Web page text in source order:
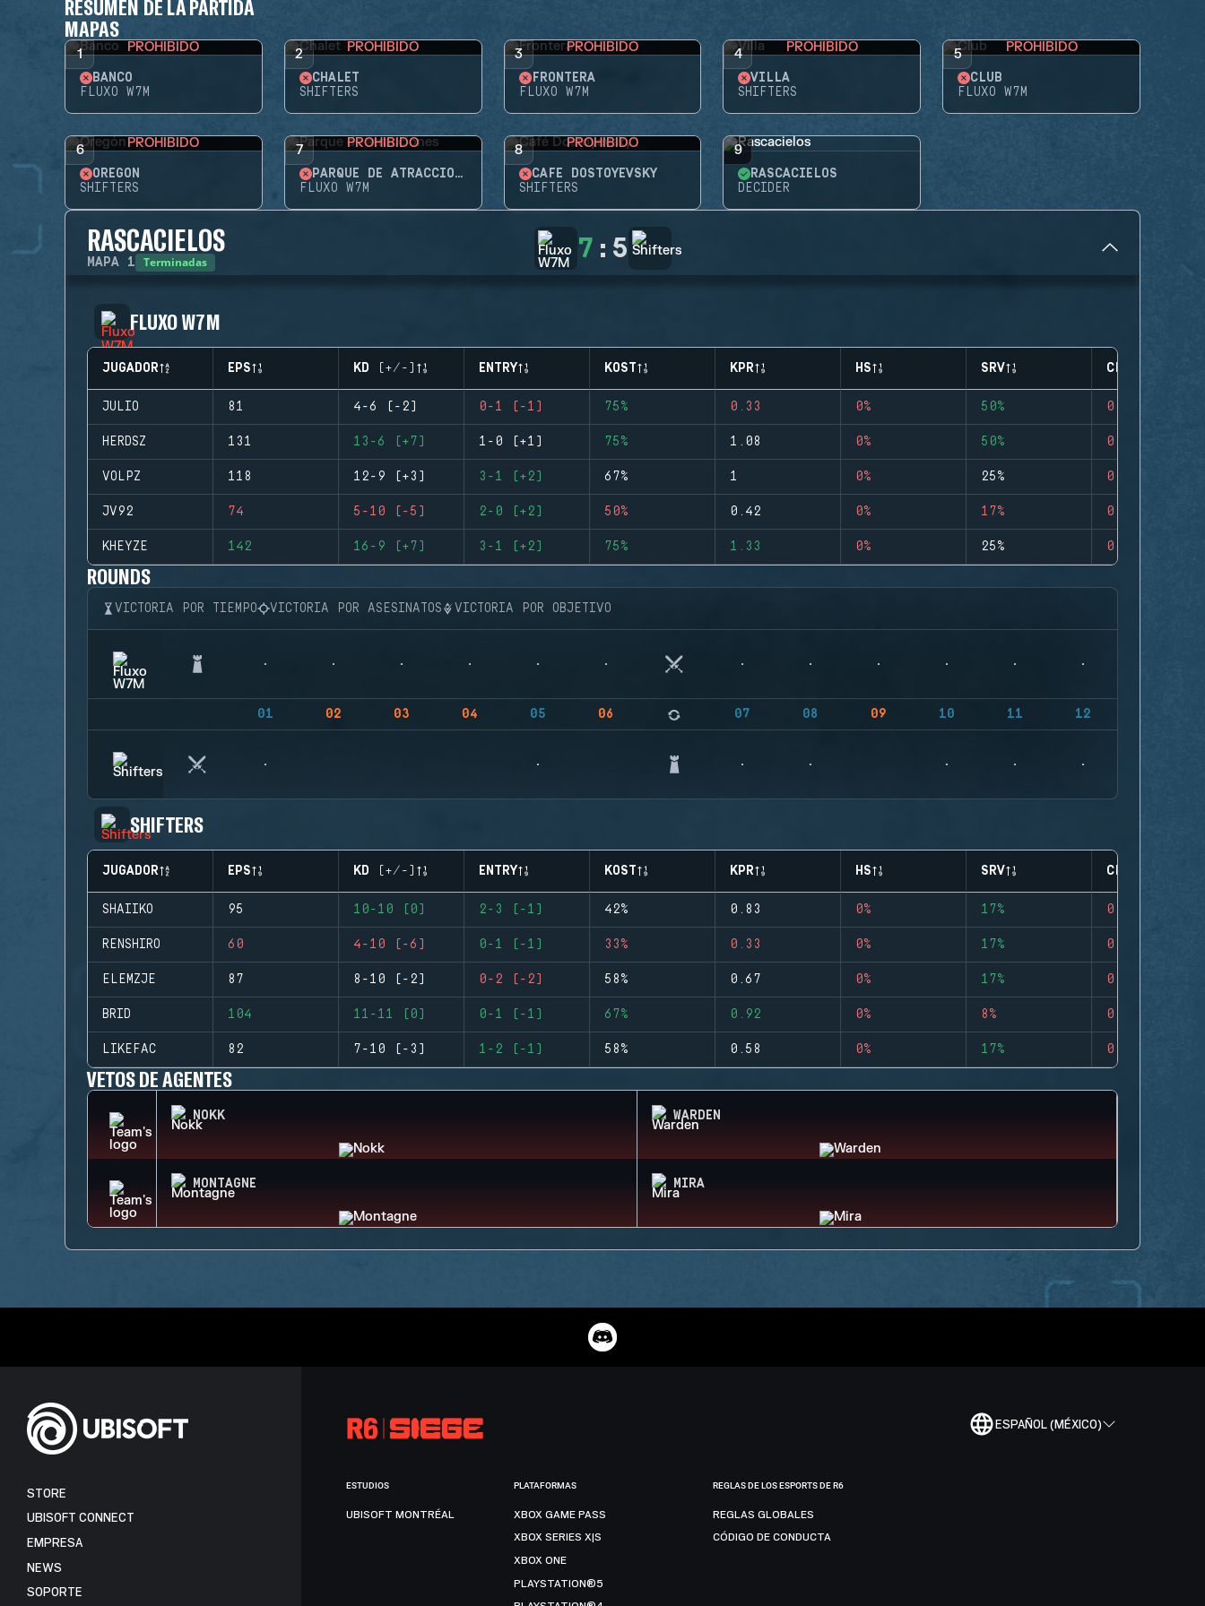
RESUMEN DE LA PARTIDA
MAPAS
1 PROHIBIDO
BANCO
FLUXO W7M
2 PROHIBIDO
CHALET
SHIFTERS
3 PROHIBIDO
FRONTERA
FLUXO W7M
4 PROHIBIDO
VILLA
SHIFTERS
5 PROHIBIDO
CLUB
FLUXO W7M
6 PROHIBIDO
OREGÓN
SHIFTERS
7 PROHIBIDO
PARQUE DE ATRACCIONES
FLUXO W7M
8 PROHIBIDO
CAFÉ DOSTOYEVSKY
SHIFTERS
9
RASCACIELOS
DECIDER
RASCACIELOS
MAPA 1 Terminadas 7 : 5
FLUXO W7M
JUGADOR EPS KD (+/-) ENTRY KOST KPR HS SRV CLUTCHES
JULIO 81 4-6 (-2) 0-1 (-1) 75% 0.33 0% 50% 0
HERDSZ 131 13-6 (+7) 1-0 (+1) 75% 1.08 0% 50% 0
VOLPZ 118 12-9 (+3) 3-1 (+2) 67% 1 0% 25% 0
JV92 74 5-10 (-5) 2-0 (+2) 50% 0.42 0% 17% 0
KHEYZE 142 16-9 (+7) 3-1 (+2) 75% 1.33 0% 25% 0
ROUNDS
VICTORIA POR TIEMPO VICTORIA POR ASESINATOS VICTORIA POR OBJETIVO
01 02 03 04 05 06 07 08 09 10 11 12
SHIFTERS
JUGADOR EPS KD (+/-) ENTRY KOST KPR HS SRV CLUTCHES
SHAIIKO 95 10-10 (0) 2-3 (-1) 42% 0.83 0% 17% 0
RENSHIRO 60 4-10 (-6) 0-1 (-1) 33% 0.33 0% 17% 0
ELEMZJE 87 8-10 (-2) 0-2 (-2) 58% 0.67 0% 17% 0
BRID 104 11-11 (0) 0-1 (-1) 67% 0.92 0% 8% 0
LIKEFAC 82 7-10 (-3) 1-2 (-1) 58% 0.58 0% 17% 0
VETOS DE AGENTES
NOKK WARDEN
MONTAGNE MIRA
ESPAÑOL (MÉXICO)
STORE
UBISOFT CONNECT
EMPRESA
NEWS
SOPORTE
ESTUDIOS
UBISOFT MONTRÉAL
PLATAFORMAS
XBOX GAME PASS
XBOX SERIES X|S
XBOX ONE
PLAYSTATION®5
REGLAS DE LOS ESPORTS DE R6
REGLAS GLOBALES
CÓDIGO DE CONDUCTA